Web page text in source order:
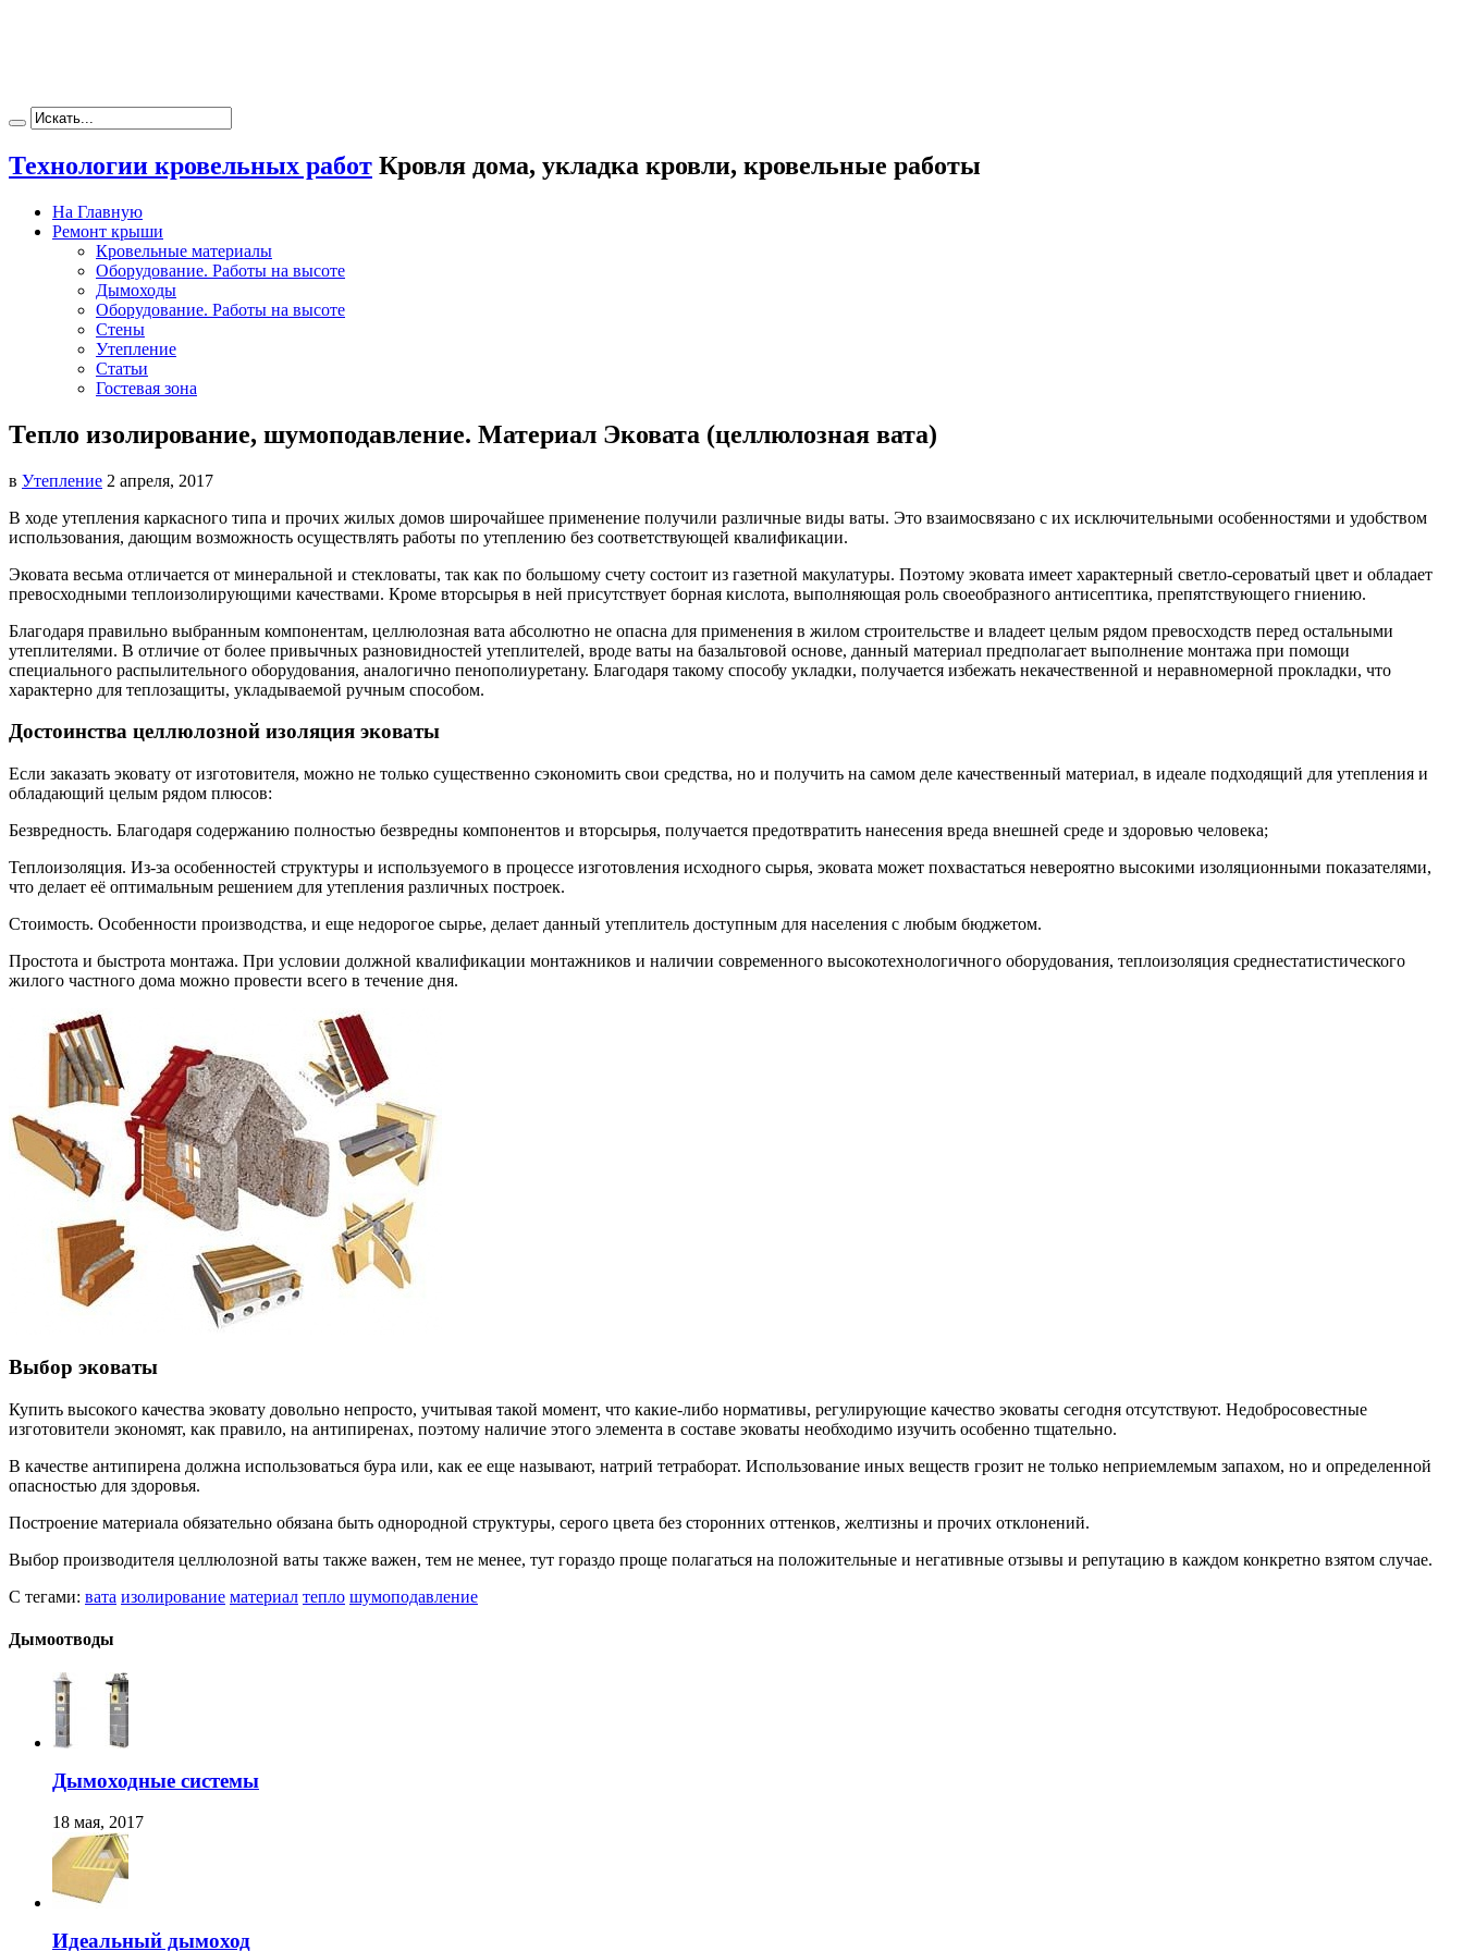
Технологии кровельных работ Кровля дома, укладка кровли, кровельные работы
На Главную
Ремонт крыши
Кровельные материалы
Оборудование. Работы на высоте
Дымоходы
Оборудование. Работы на высоте
Стены
Утепление
Статьи
Гостевая зона
Тепло изолирование, шумоподавление. Материал Эковата (целлюлозная вата)
в Утепление 2 апреля, 2017
В ходе утепления каркасного типа и прочих жилых домов широчайшее применение получили различные виды ваты. Это взаимосвязано с их исключительными особенностями и удобством
использования, дающим возможность осуществлять работы по утеплению без соответствующей квалификации.
Эковата весьма отличается от минеральной и стекловаты, так как по большому счету состоит из газетной макулатуры. Поэтому эковата имеет характерный светло-сероватый цвет и обладает
превосходными теплоизолирующими качествами. Кроме вторсырья в ней присутствует борная кислота, выполняющая роль своеобразного антисептика, препятствующего гниению.
Благодаря правильно выбранным компонентам, целлюлозная вата абсолютно не опасна для применения в жилом строительстве и владеет целым рядом превосходств перед остальными
утеплителями. В отличие от более привычных разновидностей утеплителей, вроде ваты на базальтовой основе, данный материал предполагает выполнение монтажа при помощи
специального распылительного оборудования, аналогично пенополиуретану. Благодаря такому способу укладки, получается избежать некачественной и неравномерной прокладки, что
характерно для теплозащиты, укладываемой ручным способом.
Достоинства целлюлозной изоляция эковаты
Если заказать эковату от изготовителя, можно не только существенно сэкономить свои средства, но и получить на самом деле качественный материал, в идеале подходящий для утепления и
обладающий целым рядом плюсов:
Безвредность. Благодаря содержанию полностью безвредны компонентов и вторсырья, получается предотвратить нанесения вреда внешней среде и здоровью человека;
Теплоизоляция. Из-за особенностей структуры и используемого в процессе изготовления исходного сырья, эковата может похвастаться невероятно высокими изоляционными показателями,
что делает её оптимальным решением для утепления различных построек.
Стоимость. Особенности производства, и еще недорогое сырье, делает данный утеплитель доступным для населения с любым бюджетом.
Простота и быстрота монтажа. При условии должной квалификации монтажников и наличии современного высокотехнологичного оборудования, теплоизоляция среднестатистического
жилого частного дома можно провести всего в течение дня.
Выбор эковаты
Купить высокого качества эковату довольно непросто, учитывая такой момент, что какие-либо нормативы, регулирующие качество эковаты сегодня отсутствуют. Недобросовестные
изготовители экономят, как правило, на антипиренах, поэтому наличие этого элемента в составе эковаты необходимо изучить особенно тщательно.
В качестве антипирена должна использоваться бура или, как ее еще называют, натрий тетраборат. Использование иных веществ грозит не только неприемлемым запахом, но и определенной
опасностью для здоровья.
Построение материала обязательно обязана быть однородной структуры, серого цвета без сторонних оттенков, желтизны и прочих отклонений.
Выбор производителя целлюлозной ваты также важен, тем не менее, тут гораздо проще полагаться на положительные и негативные отзывы и репутацию в каждом конкретно взятом случае.
С тегами: вата изолирование материал тепло шумоподавление
Дымоотводы
Дымоходные системы
18 мая, 2017
Идеальный дымоход